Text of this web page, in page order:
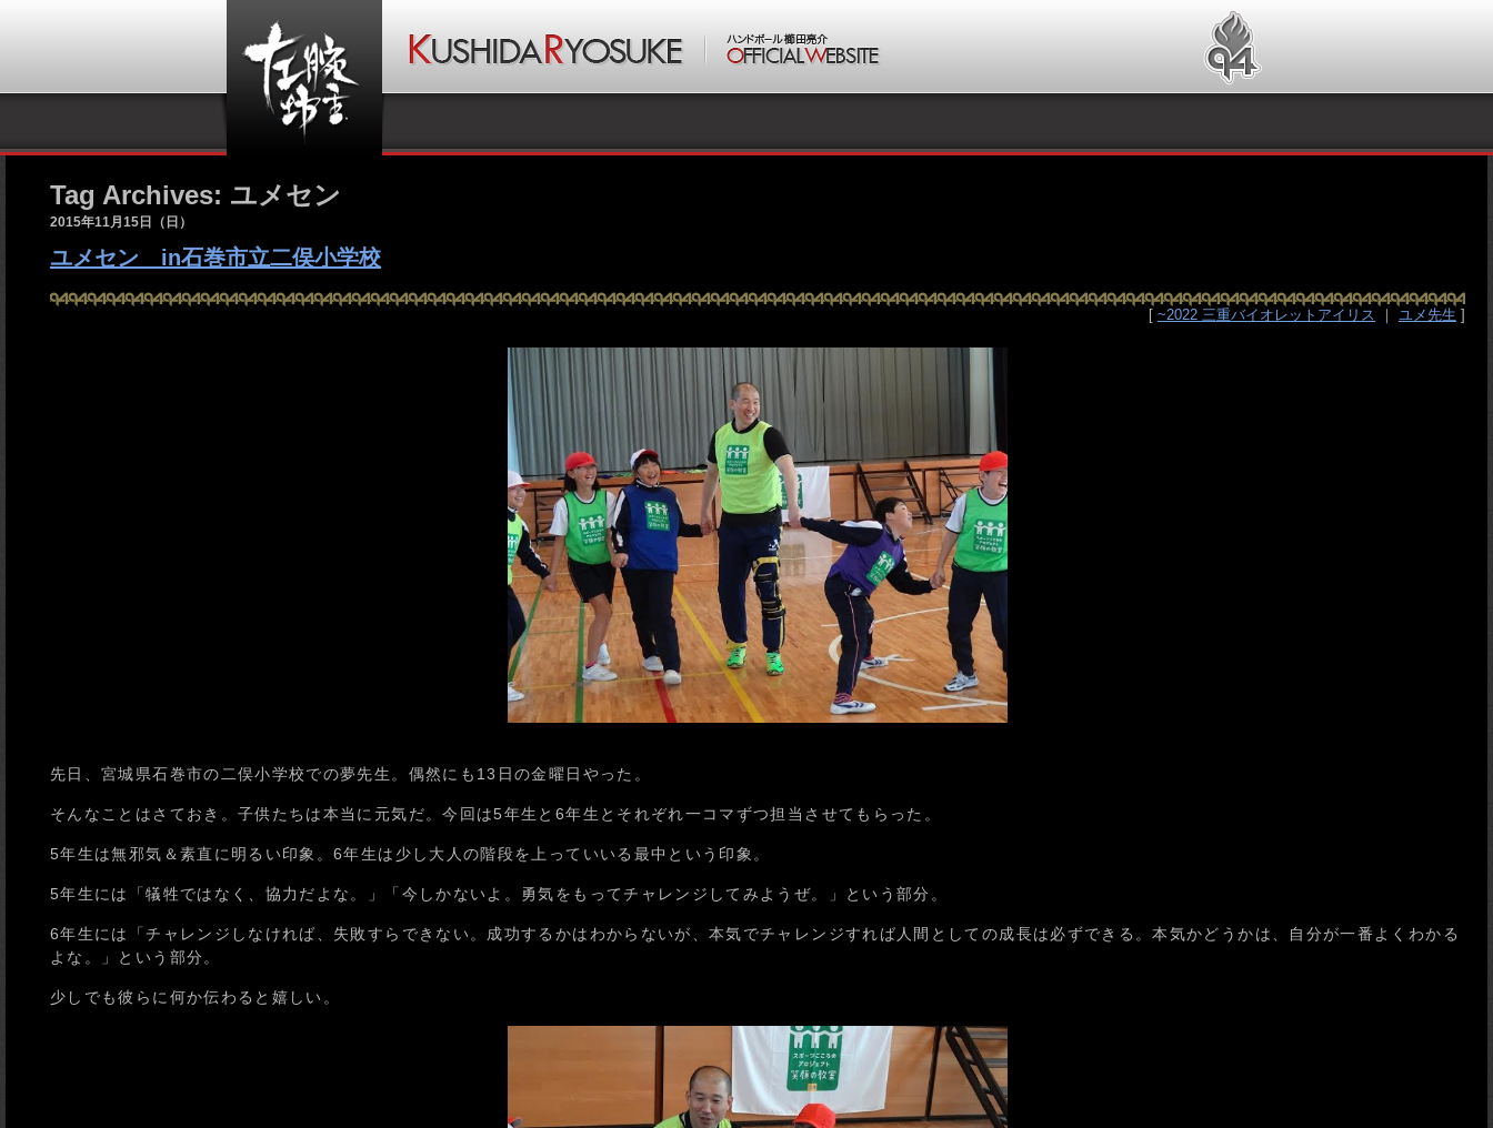
Tag Archives: ユメセン
2015年11月15日（日）
ユメセン in石巻市立二俣小学校
[ ~2022 三重バイオレットアイリス ｜ ユメ先生 ]
先日、宮城県石巻市の二俣小学校での夢先生。偶然にも13日の金曜日やった。
そんなことはさておき。子供たちは本当に元気だ。今回は5年生と6年生とそれぞれ一コマずつ担当させてもらった。
5年生は無邪気＆素直に明るい印象。6年生は少し大人の階段を上っていいる最中という印象。
5年生には「犠牲ではなく、協力だよな。」「今しかないよ。勇気をもってチャレンジしてみようぜ。」という部分。
6年生には「チャレンジしなければ、失敗すらできない。成功するかはわからないが、本気でチャレンジすれば人間としての成長は必ずできる。本気かどうかは、自分が一番よくわかる
よな。」という部分。
少しでも彼らに何か伝わると嬉しい。